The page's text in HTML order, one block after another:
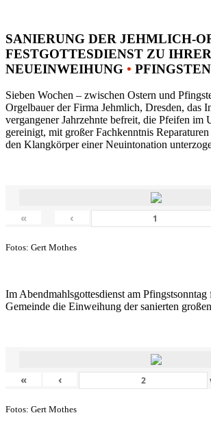
SANIERUNG DER JEHMLICH-
FESTGOTTESDIENST ZU IHRER
NEUEINWEIHUNG •
Sieben Wochen – zwischen Ostern und
Orgelbauer der Firma Jehmlich, Dresden, das
vergangener Jahrzehnte befreit, die Pfeifen im
gereinigt, mit großer Fachkenntnis
den Klangkörper einer Neuintonation
« ‹
Fotos: Gert Mothes
Im Abendmahlsgottesdienst am Pfingstsonntag
Gemeinde die Einweihung der sanierten
« ‹
Fotos: Gert Mothes